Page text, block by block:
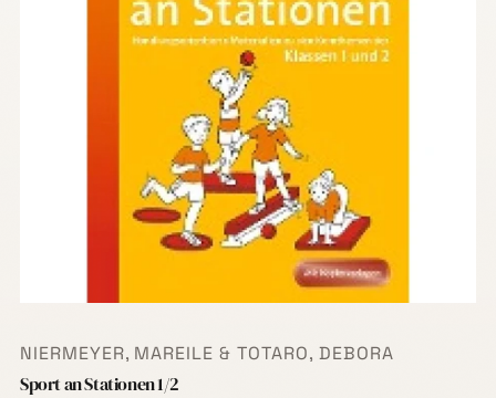
NIERMEYER, MAREILE & TOTARO, DEBORA
Sport an Stationen 1/2